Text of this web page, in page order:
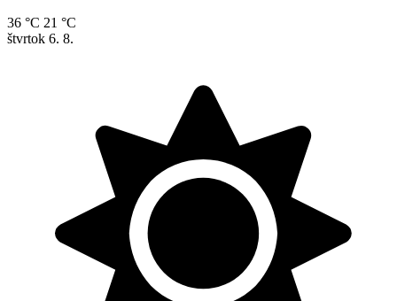
36 °C 21 °C
štvrtok 6. 8.